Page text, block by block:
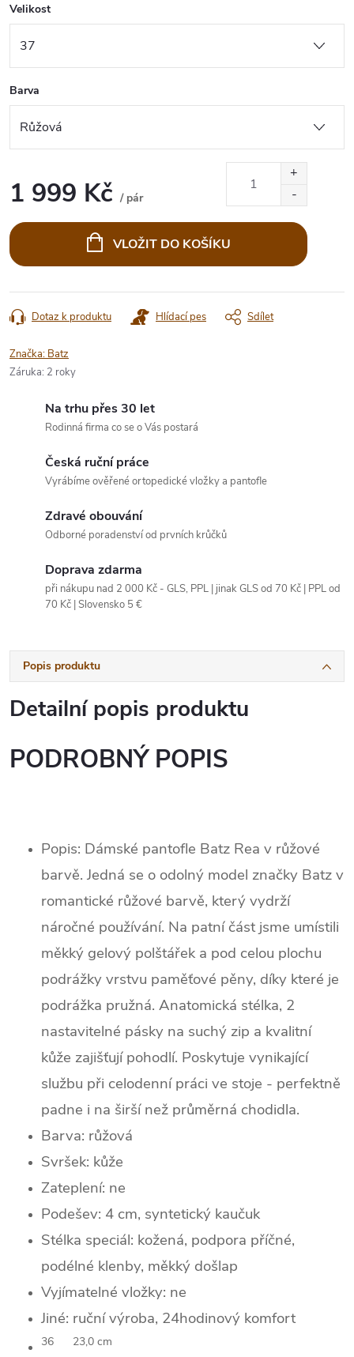
Velikost
Barva
1 999 Kč / pár
cena:
VLOŽIT DO KOŠÍKU
Dotaz k produktu Hlídací pes Sdílet
Značka: Batz
Záruka: 2 roky
Na trhu přes 30 let
Rodinná firma co se o Vás postará
Česká ruční práce
Vyrábíme ověřené ortopedické vložky a pantofle
Zdravé obouvání
Odborné poradenství od prvních krůčků
Doprava zdarma
při nákupu nad 2 000 Kč - GLS, PPL | jinak GLS od 70 Kč | PPL od
70 Kč | Slovensko 5 €
Popis produktu
Detailní popis produktu
PODROBNÝ POPIS
Popis: Dámské pantofle Batz Rea v růžové
barvě. Jedná se o odolný model značky Batz v
romantické růžové barvě, který vydrží
náročné používání. Na patní část jsme umístili
měkký gelový polštářek a pod celou plochu
podrážky vrstvu paměťové pěny, díky které je
podrážka pružná. Anatomická stélka, 2
nastavitelné pásky na suchý zip a kvalitní
kůže zajišťují pohodlí. Poskytuje vynikající
službu při celodenní práci ve stoje - perfektně
padne i na širší než průměrná chodidla.
Barva: růžová
Svršek: kůže
Zateplení: ne
Podešev: 4 cm, syntetický kaučuk
Stélka speciál: kožená, podpora příčné,
podélné klenby, měkký došlap
Vyjímatelné vložky: ne
Jiné: ruční výroba, 24hodinový komfort
36
23,0 cm